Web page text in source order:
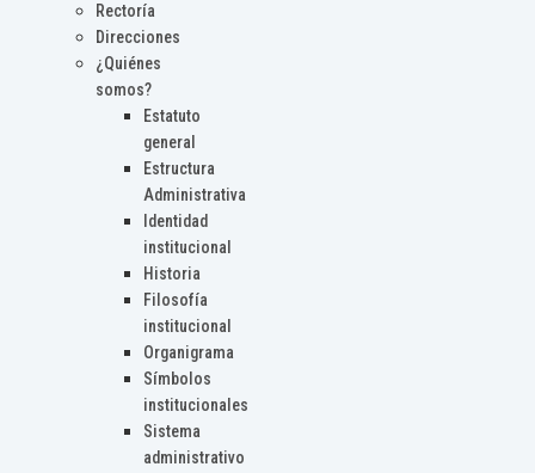
Rectoría
Direcciones
¿Quiénes
somos?
Estatuto
general
Estructura
Administrativa
Identidad
institucional
Historia
Filosofía
institucional
Organigrama
Símbolos
institucionales
Sistema
administrativo